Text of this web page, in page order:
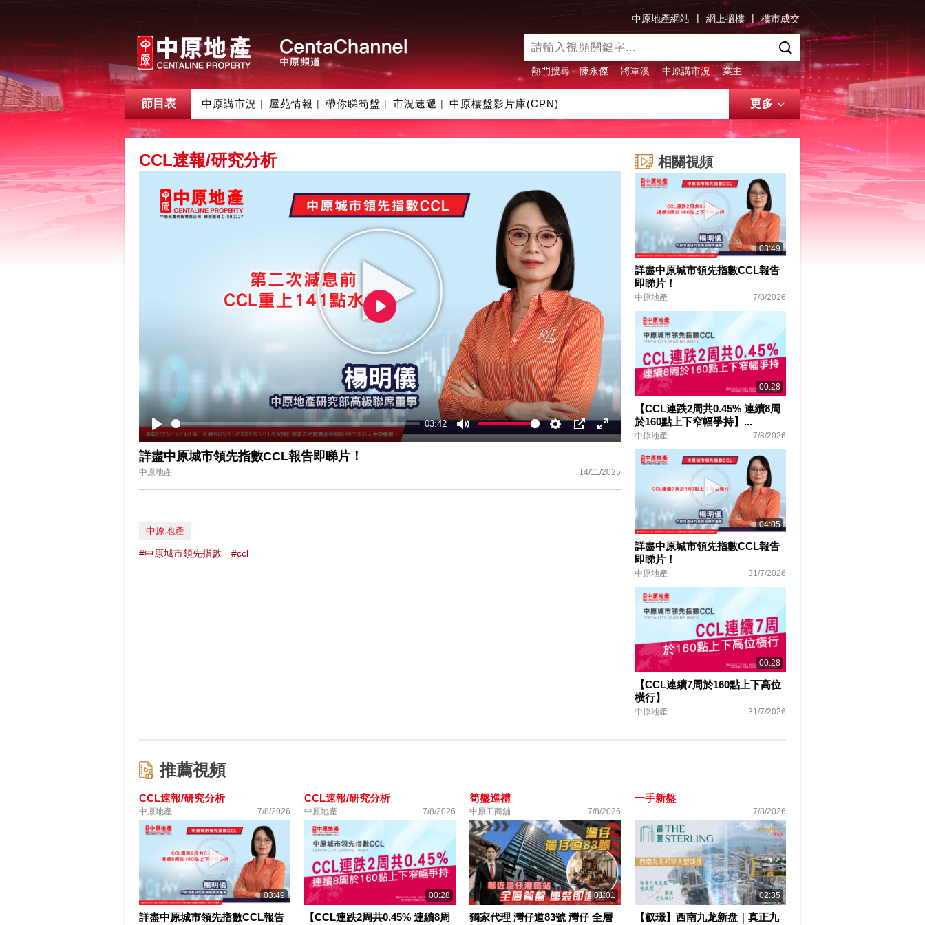
中原地產網站 | 網上搵樓 | 樓市成交
熱門搜尋: 陳永傑 將軍澳 中原講市況 業主
節目表 中原講市況 | 屋苑情報 | 帶你睇筍盤 | 市況速遞 | 中原樓盤影片庫(CPN) 更多
CCL速報/研究分析
Play
03:42
Mute Settings
PIP
Enter
fullscreen
Play
詳盡中原城市領先指數CCL報告即睇片！
中原地產 14/11/2025
中原地產
#中原城市領先指數 #ccl
相關視頻
03:49
詳盡中原城市領先指數CCL報告
即睇片！
中原地產 7/8/2026
00:28
【CCL連跌2周共0.45% 連續8周
於160點上下窄幅爭持】...
中原地產 7/8/2026
04:05
詳盡中原城市領先指數CCL報告
即睇片！
中原地產 31/7/2026
00:28
【CCL連續7周於160點上下高位
橫行】
中原地產 31/7/2026
推薦視頻
CCL速報/研究分析
中原地產 7/8/2026
03:49
詳盡中原城市領先指數CCL報告
CCL速報/研究分析
中原地產 7/8/2026
00:28
【CCL連跌2周共0.45% 連續8周
筍盤巡禮
中原工商舖 7/8/2026
01:01
獨家代理 灣仔道83號 灣仔 全層
一手新盤
7/8/2026
02:35
【叡璟】西南九龙新盘｜真正九